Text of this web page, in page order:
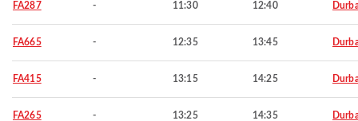
FA287 - 11:30 12:40
FA665 - 12:35 13:45
FA415 - 13:15 14:25
FA265 - 13:25 14:35